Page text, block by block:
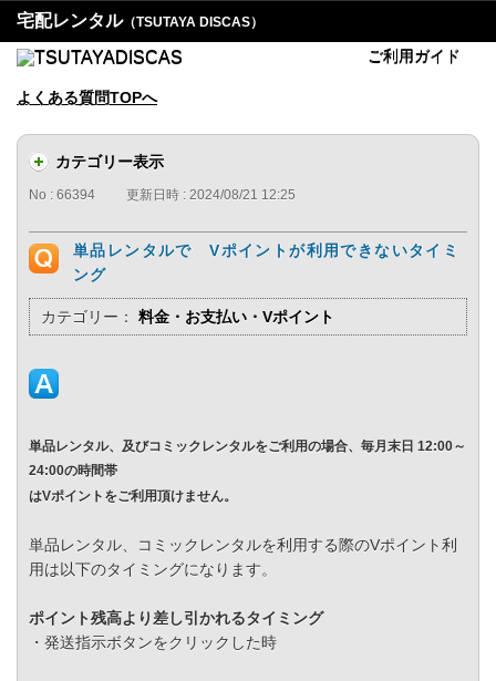
宅配レンタル（TSUTAYA DISCAS）
ご利用ガイド
よくある質問TOPへ
カテゴリー表示
No : 66394 更新日時 : 2024/08/21 12:25
単品レンタルで Vポイントが利用できないタイミ
ング
カテゴリー： 料金・お支払い・Vポイント
単品レンタル、及びコミックレンタルをご利用の場合、毎月末日 12:00～
24:00の時間帯
はVポイントをご利用頂けません。
単品レンタル、コミックレンタルを利用する際のVポイント利
用は以下のタイミングになります。
ポイント残高より差し引かれるタイミング
・発送指示ボタンをクリックした時